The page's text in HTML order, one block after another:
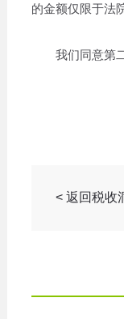
的金额仅限于法
我们同意第二
< 返回税收